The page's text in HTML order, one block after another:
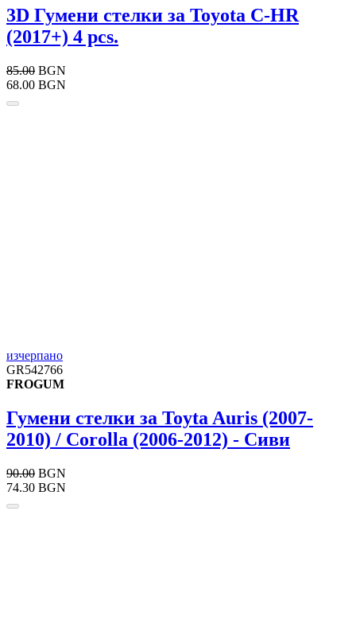
3D Гумени стелки за Toyota C-HR
(2017+) 4 pcs.
85.00 BGN
68.00 BGN
изчерпано
GR542766
FROGUM
Гумени стелки за Toyta Auris (2007-
2010) / Corolla (2006-2012) - Сиви
90.00 BGN
74.30 BGN